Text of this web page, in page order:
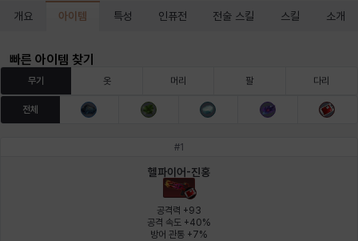
아야 아이솔 아이작 알렉스 알론소 얀
에키온 엘레나
개요 아이템 특성 인퓨전 전술 스킬 스킬 소개
빠른 아이템 찾기
무기 옷 머리 팔 다리
전체
#1
헬파이어-진홍
공격력 +93
공격 속도 +40%
방어 관통 +7%